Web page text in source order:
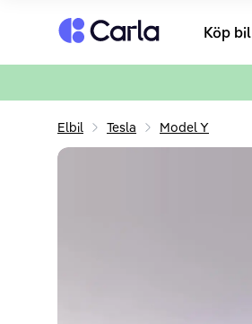
Tillbaka till startsidan Köp bil
Elbil Tesla Model Y